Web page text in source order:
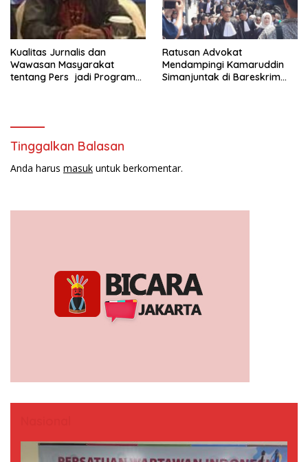
Kualitas Jurnalis dan
Wawasan Masyarakat
tentang Pers jadi Program
Ratusan Advokat
Mendampingi Kamaruddin
Simanjuntak di Bareskrim
Tinggalkan Balasan
Anda harus masuk untuk berkomentar.